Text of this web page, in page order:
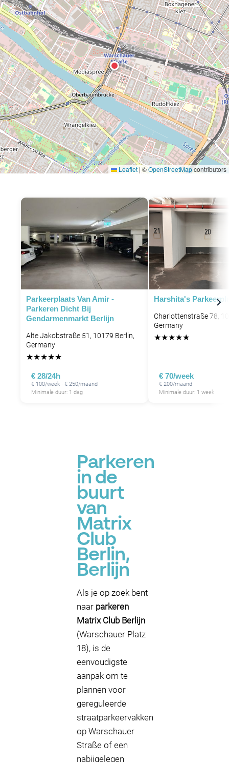
Leaflet | ©OpenStreetMapcontributors
Parkeerplaats Van Amir -
Parkeren Dicht Bij
Gendarmenmarkt Berlijn
Alte Jakobstraße 51, 10179 Berlin,
Germany
★★★★★
€ 28/24h
€ 100/week · € 250/maand
Minimale duur: 1 dag
Harshita's
Charlottenstraße 78,
Germany
★★★★★
€ 70/week
€ 200/maand
Minimale duur: 1 week
Parkeren
in de
buurt
van
Matrix
Club
Berlin,
Berlijn
Als je op zoek bent
naar parkeren
Matrix Club Berlijn
(Warschauer Platz
18), is de
eenvoudigste
aanpak om te
plannen voor
gereguleerde
straatparkeervakken
op Warschauer
Straße of een
nabijgelegen